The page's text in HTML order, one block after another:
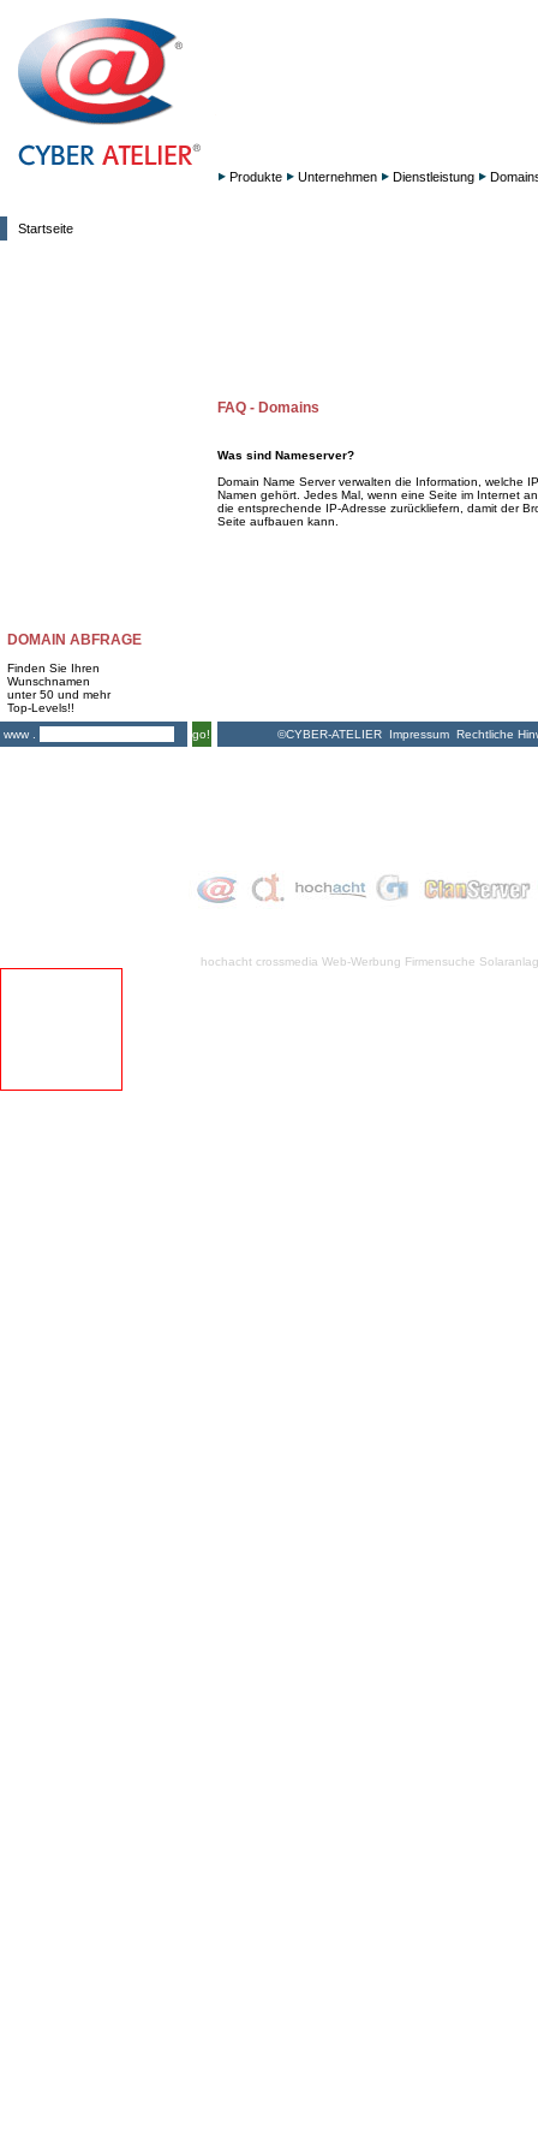
Startseite
DOMAIN ABFRAGE
Finden Sie Ihren
Wunschnamen
unter 50 und mehr
Top-Levels!!
www .
go!
Produkte Unternehmen Dienstleistung
FAQ - Domains
Was sind Nameserver?
Domain Name Server verwalten die Information, welche
Namen gehört. Jedes Mal, wenn eine Seite im Internet
die entsprechende IP-Adresse zurückliefern, damit der
Seite aufbauen kann.
©CYBER-ATELIER Impressum Rechtliche
hochacht crossmedia Web-Werbung Firmensuche